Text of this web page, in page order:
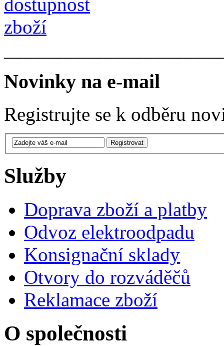
Novinky na e-mail
Registrujte se k odběru
Služby
Doprava zboží a platby
Odvoz elektroodpadu
Konsignační sklady
Otvory do rozváděčů
Reklamace zboží
O společnosti